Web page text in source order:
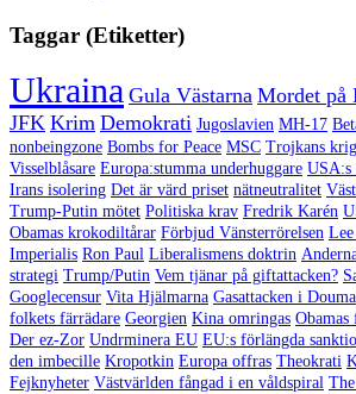
Taggar (Etiketter)
Ukraina Gula Västarna Mordet på
JFK Krim Demokrati Jugoslavien MH-17
nonbeingzone Bombs for Peace MSC Trojkans
Visselblåsare Europa:stumma underhuggare USA:s
Irans isolering Det är värd priset nätneutralitet
Trump-Putin mötet Politiska krav Fredrik Karén
Obamas krokodiltårar Förbjud Vänsterrörelsen
Imperialis Ron Paul Liberalismens doktrin
strategi Trump/Putin Vem tjänar på giftattacken?
Googlecensur Vita Hjälmarna Gasattacken i Douma
folkets färrädare Georgien Kina omringas Obamas
Der ez-Zor Undrminera EU EU:s förlängda
den imbecille Kropotkin Europa offras Theokrati
Fejknyheter Västvärlden fångad i en våldspiral